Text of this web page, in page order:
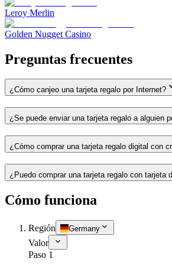
Leroy Merlin
Golden Nugget Casino
Preguntas frecuentes
¿Cómo canjeo una tarjeta regalo por Internet?
¿Se puede enviar una tarjeta regalo a alguien
¿Cómo comprar una tarjeta regalo digital con
¿Puedo comprar una tarjeta regalo con tarjeta
Cómo funciona
Región Germany
Valor
Paso 1